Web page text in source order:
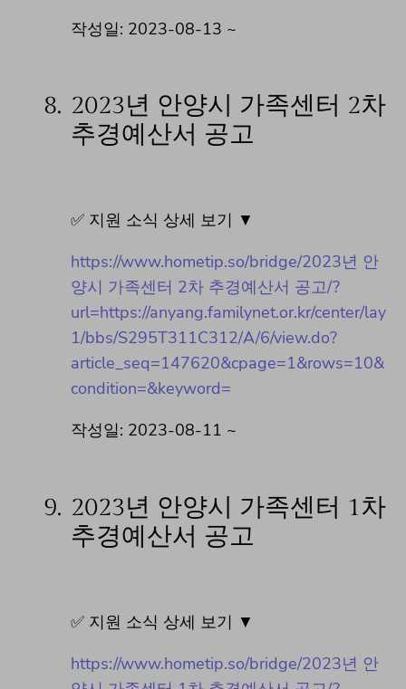
작성일: 2023-08-13 ~
8. 2023년 안양시 가족센터 2차
추경예산서 공고
✅ 지원 소식 상세 보기 ▼
https://www.hometip.so/bridge/2023년 안
양시 가족센터 2차 추경예산서 공고/?
url=https://anyang.familynet.or.kr/center/lay
1/bbs/S295T311C312/A/6/view.do?
article_seq=147620&cpage=1&rows=10&
condition=&keyword=
작성일: 2023-08-11 ~
9. 2023년 안양시 가족센터 1차
추경예산서 공고
✅ 지원 소식 상세 보기 ▼
https://www.hometip.so/bridge/2023년 안